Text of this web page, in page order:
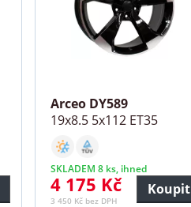
Arceo DY589
19x8.5 5x112 ET35
SKLADEM 8 ks, ihned
4 175 Kč
3 450 Kč bez DPH
Koupit